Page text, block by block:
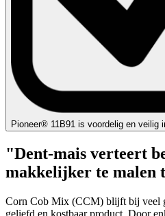
Pioneer® 11B91 is voordelig en veilig
"Dent-mais verteert
makkelijker te malen
Corn Cob Mix (CCM) blijft bij veel